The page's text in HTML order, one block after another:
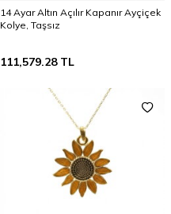
14 Ayar Altın Açılır Kapanır Ayçiçek
Kolye, Taşsız
111,579.28TL